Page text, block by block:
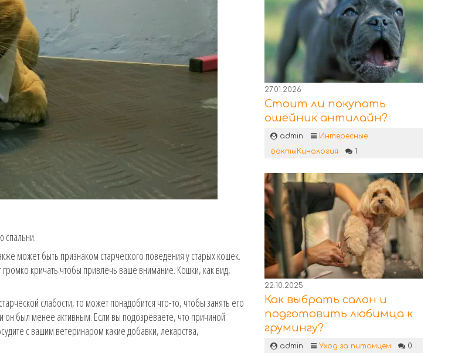
спальни.
может быть признаком старческого поведения у старых кошек.
кричать чтобы привлечь ваше внимание. Кошки, как вид,
слабости, то может понадобится что-то, чтобы занять его
он был менее активным. Если вы подозреваете, что причиной
с вашим ветеринаром какие добавки, лекарства,
27.01.2026
Стоит ли покупать
ошейник антилайн?
admin
Интересные
фактыКинология 1
22.10.2025
Как выбрать салон и
подготовить любимца к
грумингу?
admin Уход за питомцем 0